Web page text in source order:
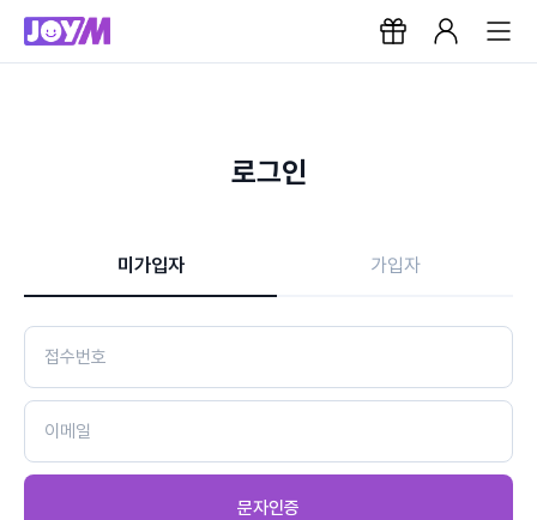
로그인
미가입자 가입자
문자인증